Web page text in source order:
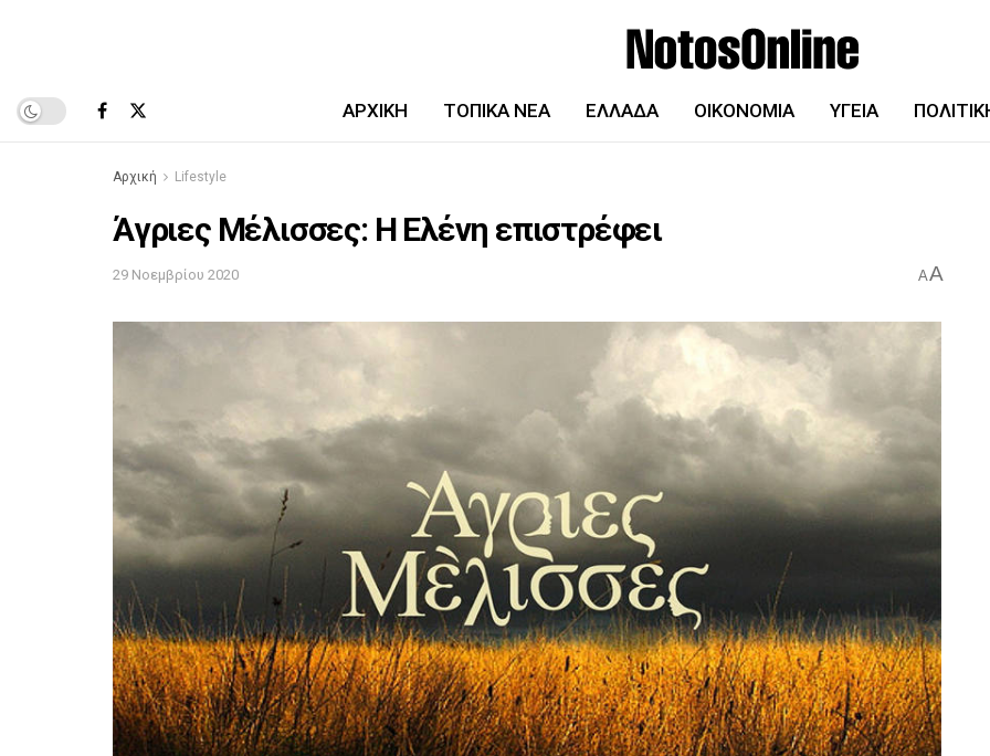
ΑΡΧΙΚΉ ΤΟΠΙΚΆ ΝΈΑ ΕΛΛΆΔΑ ΟΙΚΟΝΟΜΊΑ ΥΓΕΊΑ
Αρχική Lifestyle
Άγριες Μέλισσες: Η Ελένη επιστρέφει
29 Νοεμβρίου 2020 AA